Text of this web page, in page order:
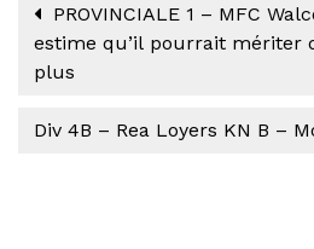
PROVINCIALE 1 – MFC
estime qu’il pourrait mériter
plus
Div 4B – Rea Loyers KN B –